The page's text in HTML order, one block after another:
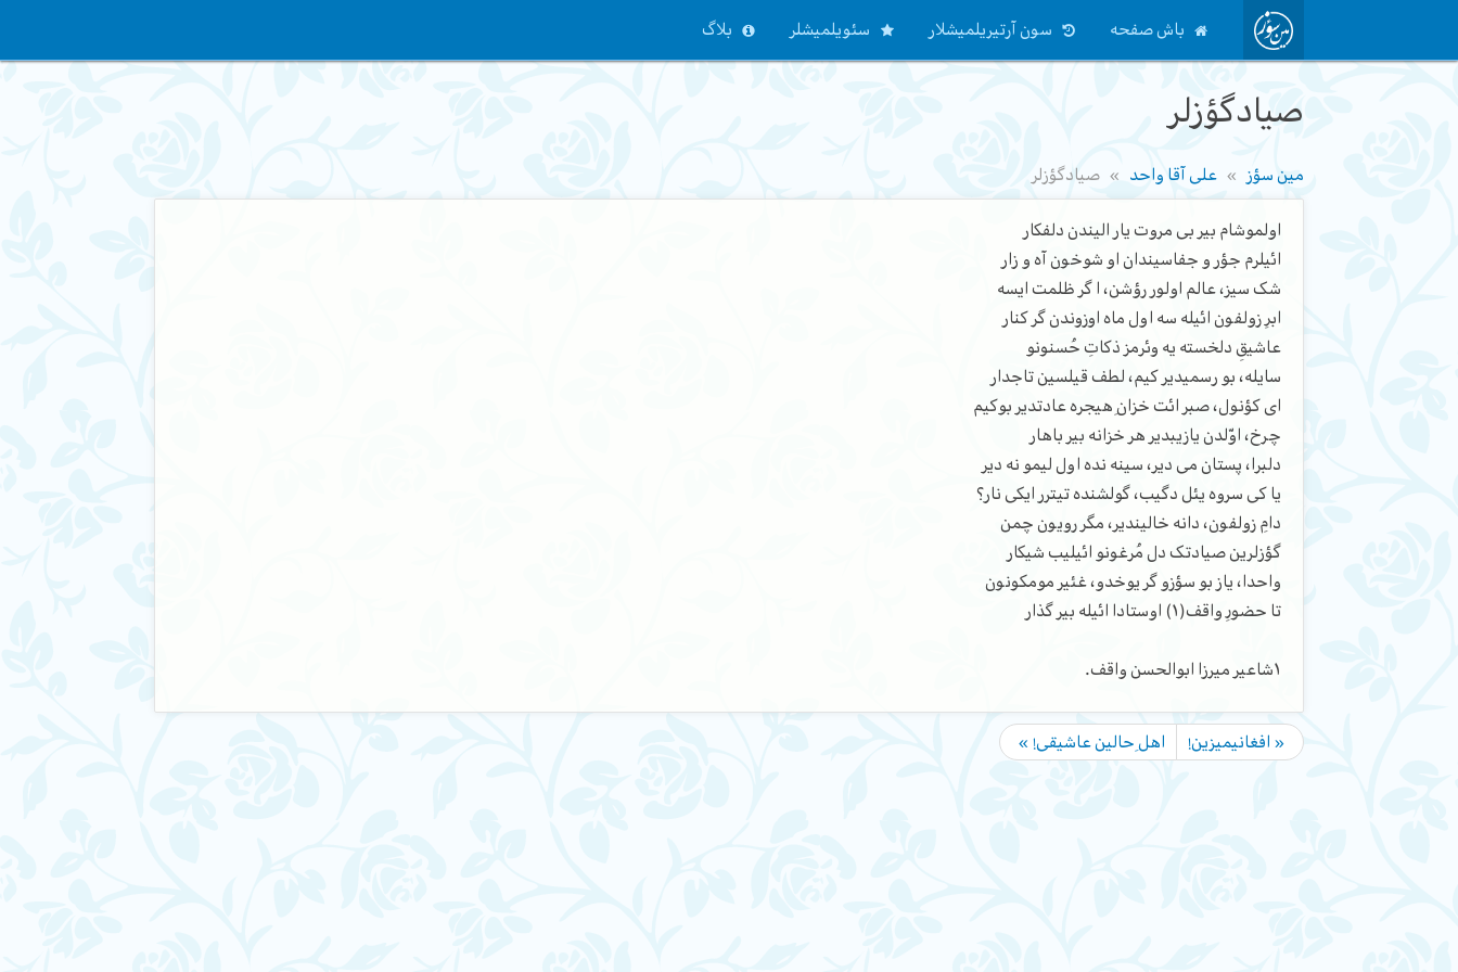
باش صفحه سون آرتیریلمیشلار سئویلمیشلر بلاگ
صیادگؤزلر
مین سؤز علی آقا واحد صیادگؤزلر
اولموشام بیر بی مروت یار الیندن دلفکار
ائیلرم جؤر و جفاسیندان او شوخون آه و زار
شک سیز، عالم اولور رؤشن، ا گر ظلمت ایسه
ابرِ زولفون ائیله سه اول ماه اوزوندن گر کنار
عاشیقِ دلخسته یه وئرمز ذکاتِ حُسنونو
سایله، بو رسمیدیر کیم، لطف قیلسین تاجدار
ای کؤنول، صبر ائت خزانِ هیجره عادتدیر بوکیم
چرخ، اوّلدن یازیبدیر هر خزانه بیر باهار
دلبرا، پستان می دیر، سینه نده اول لیمو نه دیر
یا کی سروه یئل دگیب، گولشنده تیترر ایکی نار؟
دامِ زولفون، دانه خالیندیر، مگر رویون چمن
گؤزلرین صیادتک دل مُرغونو ائیلیب شیکار
واحدا، یاز بو سؤزو گر یوخدو، غئیر مومکونون
تا حضورِ واقف(١) اوستادا ائیله بیر گذار
١شاعیر میرزا ابوالحسن واقف.
« افغانیمیزین! اهلِ حالین عاشیقی! »